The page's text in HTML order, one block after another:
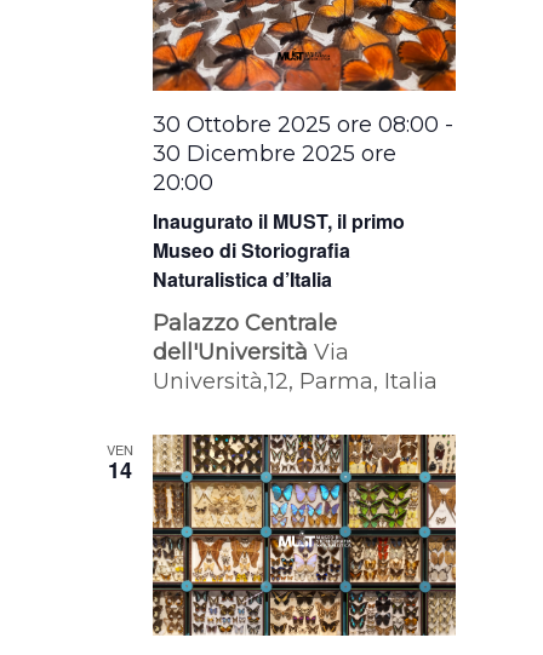
Inaugurato il MUST, il primo
Museo di Storiografia
Naturalistica d’Italia
30 Ottobre 2025 ore 08:00 -
30 Dicembre 2025 ore
20:00
Palazzo Centrale
dell'UniversitàVia
Università,12, Parma, Italia
VEN
14